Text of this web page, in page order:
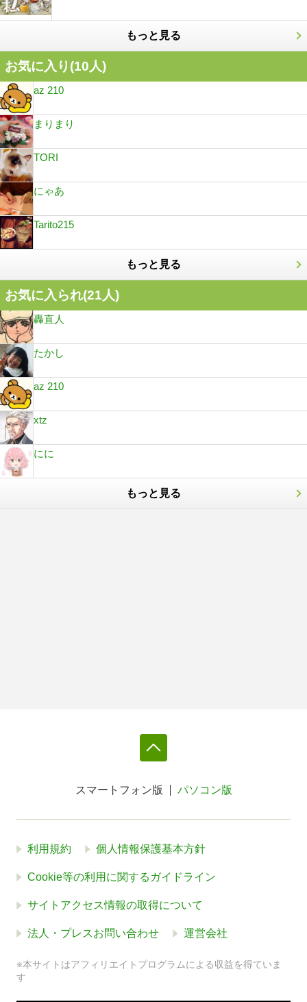
もっと見る
お気に入り(10人)
az 210
まりまり
TORI
にゃあ
Tarito215
もっと見る
お気に入られ(21人)
轟直人
たかし
az 210
xtz
にに
もっと見る
スマートフォン版 パソコン版
利用規約 個人情報保護基本方針
Cookie等の利用に関するガイドライン
サイトアクセス情報の取得について
法人・プレスお問い合わせ 運営会社
※本サイトはアフィリエイトプログラムによる収益を得ていま
す